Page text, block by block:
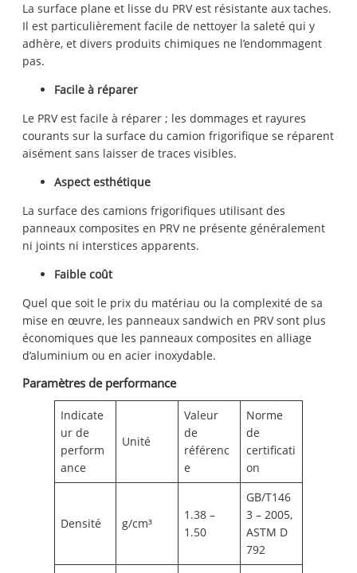
La surface plane et lisse du PRV est résistante aux taches.
Il est particulièrement facile de nettoyer la saleté qui y
adhère, et divers produits chimiques ne l’endommagent
pas.
Facile à réparer
Le PRV est facile à réparer ; les dommages et rayures
courants sur la surface du camion frigorifique se réparent
aisément sans laisser de traces visibles.
Aspect esthétique
La surface des camions frigorifiques utilisant des
panneaux composites en PRV ne présente généralement
ni joints ni interstices apparents.
Faible coût
Quel que soit le prix du matériau ou la complexité de sa
mise en œuvre, les panneaux sandwich en PRV sont plus
économiques que les panneaux composites en alliage
d’aluminium ou en acier inoxydable.
Paramètres de performance
Indicate
ur de
perform
ance
Unité
Valeur
de
référenc
e
Norme
de
certificati
on
Densité g/cm³
1.38 –
1.50
GB/T146
3 – 2005,
ASTM D
792